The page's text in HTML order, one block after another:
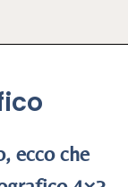
ecco che